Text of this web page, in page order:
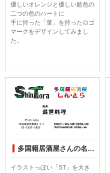
優しいオレンジと優しい藍色の
二つの色のハートに
手に持った「葉」を持ったロゴ
マークをデザインしてみまし
た。
多国籍居酒屋さんの名刺印刷デザインしてみました
イラストっぽい「ST」を大き